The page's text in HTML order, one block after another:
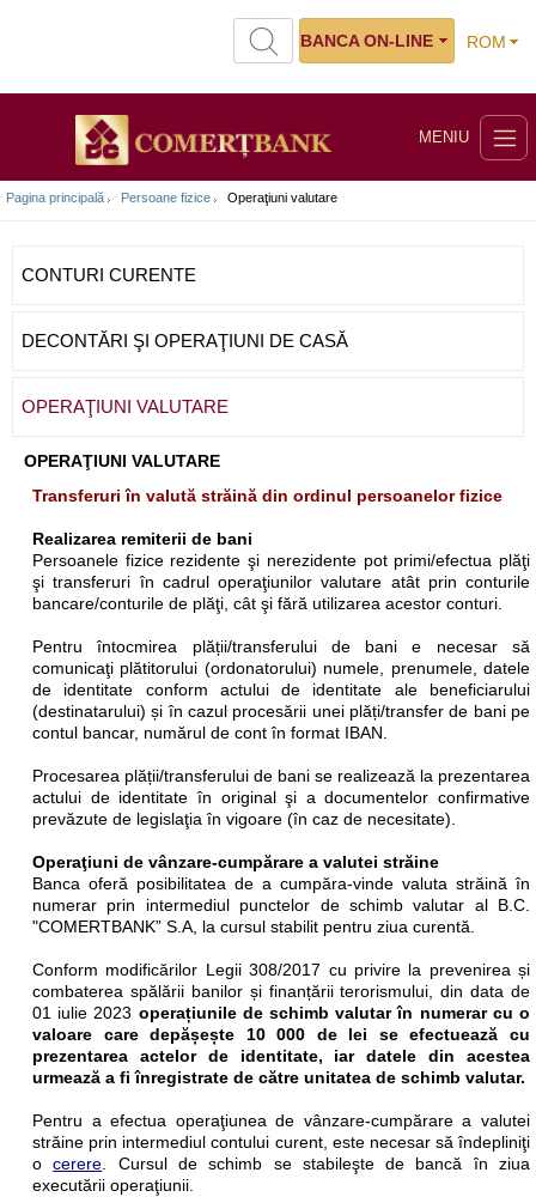
ROM
BANCA ON-LINE
MENIU
Pagina principală Persoane fizice Operaţiuni valutare
CONTURI CURENTE
DECONTĂRI ŞI OPERAŢIUNI DE CASĂ
OPERAŢIUNI VALUTARE
OPERAŢIUNI VALUTARE
Transferuri în valută străină din ordinul persoanelor fizice
Realizarea remiterii de bani
Persoanele fizice rezidente şi nerezidente pot primi/efectua plăţi
şi transferuri în cadrul operaţiunilor valutare atât prin conturile
bancare/conturile de plăţi, cât şi fără utilizarea acestor conturi.
Pentru întocmirea plății/transferului de bani e necesar să
comunicaţi plătitorului (ordonatorului) numele, prenumele, datele
de identitate conform actului de identitate ale beneficiarului
(destinatarului) și în cazul procesării unei plăți/transfer de bani pe
contul bancar, numărul de cont în format IBAN.
Procesarea plății/transferului de bani se realizează la prezentarea
actului de identitate în original şi a documentelor confirmative
prevăzute de legislaţia în vigoare (în caz de necesitate).
Operaţiuni de vânzare-cumpărare a valutei străine
Banca oferă posibilitatea de a cumpăra-vinde valuta străină în
numerar prin intermediul punctelor de schimb valutar al B.C.
"COMERTBANK” S.A, la cursul stabilit pentru ziua curentă.
Conform modificărilor Legii 308/2017 cu privire la prevenirea și
combaterea spălării banilor și finanțării terorismului, din data de
01 iulie 2023 operațiunile de schimb valutar în numerar cu o
valoare care depășește 10 000 de lei
se efectuează cu
prezentarea actelor de identitate, iar datele din acestea
urmează a fi înregistrate de către unitatea de schimb valutar.
Pentru a efectua operaţiunea de vânzare-cumpărare a valutei
străine prin intermediul contului curent, este necesar să îndepliniţi
ocerere . Cursul de schimb se stabileşte de bancă în ziua
executării operaţiunii.